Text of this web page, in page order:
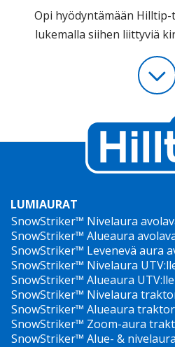
Opi hyödyntämään
lukemalla siihen liittyviä
LUMIAURAT
SnowStriker™ Nivelaura
SnowStriker™ Alueaura
SnowStriker™ Levenevä aura
SnowStriker™ Nivelaura
SnowStriker™ Alueaura UTV:lle
SnowStriker™ Nivelaura
SnowStriker™ Alueaura
SnowStriker™ Zoom-aura
SnowStriker™ Alue- &